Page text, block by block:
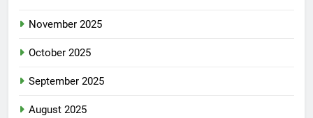
November 2025
October 2025
September 2025
August 2025